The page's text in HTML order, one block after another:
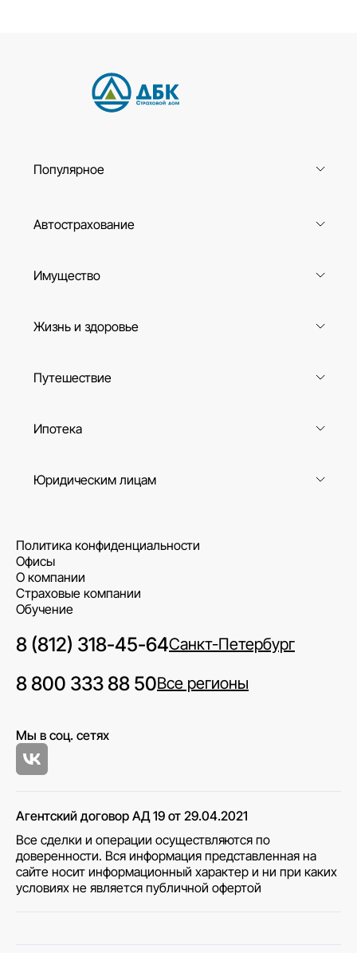
Популярное
Автострахование
Имущество
Жизнь и здоровье
Путешествие
Ипотека
Юридическим лицам
Политика конфиденциальности
Офисы
О компании
Страховые компании
Обучение
8 (812) 318-45-64Санкт-Петербург
8 800 333 88 50Все регионы
Мы в соц. сетях
Агентский договор АД 19 от 29.04.2021
Все сделки и операции осуществляются по
доверенности. Вся информация представленная на
сайте носит информационный характер и ни при каких
условиях не является публичной офертой